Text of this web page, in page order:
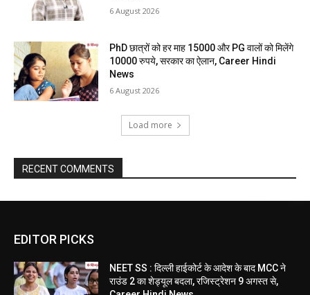
6 August 2026
PhD छात्रों को हर माह 15000 और PG वालों को मिलेंगे
10000 रुपये, सरकार का ऐलान, Career Hindi
News
6 August 2026
Load more
RECENT COMMENTS
EDITOR PICKS
NEET SS : दिल्ली हाईकोर्ट के आदेश के बाद MCC ने
राउंड 2 का शेड्यूल बदला, रजिस्ट्रेशन 9 अगस्त से,